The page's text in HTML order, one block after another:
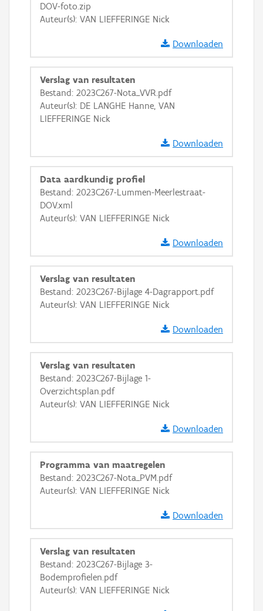
Basis Lagen
Ortho
GRB-Basiskaart in grijswaarden
DOV-foto.zip
Auteur(s): VAN LIEFFERINGE Nick
Downloaden
Verslag van resultaten
Bestand: 2023C267-Nota_VVR.pdf
Auteur(s): DE LANGHE Hanne, VAN
LIEFFERINGE Nick
Downloaden
Data aardkundig profiel
Bestand: 2023C267-Lummen-Meerlestraat-
DOV.xml
Auteur(s): VAN LIEFFERINGE Nick
Downloaden
Verslag van resultaten
Bestand: 2023C267-Bijlage 4-Dagrapport.pdf
Auteur(s): VAN LIEFFERINGE Nick
Downloaden
Verslag van resultaten
Bestand: 2023C267-Bijlage 1-
Overzichtsplan.pdf
Auteur(s): VAN LIEFFERINGE Nick
Downloaden
Programma van maatregelen
Bestand: 2023C267-Nota_PVM.pdf
Auteur(s): VAN LIEFFERINGE Nick
Downloaden
Verslag van resultaten
Bestand: 2023C267-Bijlage 3-
Bodemprofielen.pdf
Auteur(s): VAN LIEFFERINGE Nick